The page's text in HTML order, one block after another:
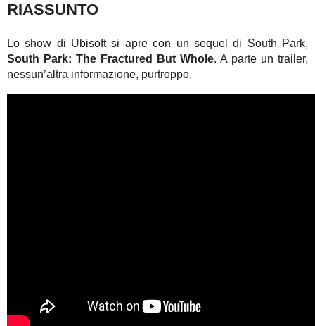
RIASSUNTO
Lo show di Ubisoft si apre con un sequel di South Park,
South Park: The Fractured But Whole. A parte un trailer,
nessun’altra informazione, purtroppo.